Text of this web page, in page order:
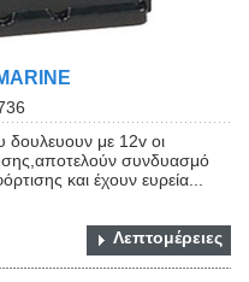
δουλευουν με 12v οι
συνδυασμό
και έχουν ευρεία...
Λεπτομέρειες